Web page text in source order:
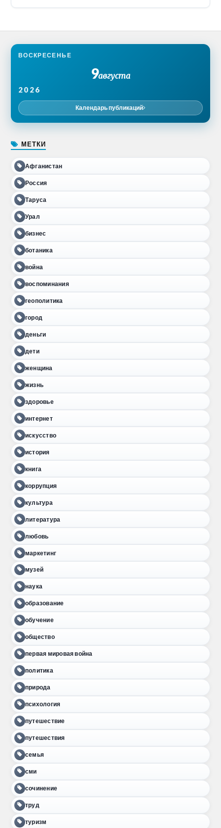
ВОСКРЕСЕНЬЕ
9августа
2026
Календарь публикаций
МЕТКИ
Афганистан
Россия
Таруса
Урал
бизнес
ботаника
война
воспоминания
геополитика
город
деньги
дети
женщина
жизнь
здоровье
интернет
искусство
история
книга
коррупция
культура
литература
любовь
маркетинг
музей
наука
образование
обучение
общество
первая мировая война
политика
природа
психология
путешествие
путешествия
семья
сми
сочинение
труд
туризм